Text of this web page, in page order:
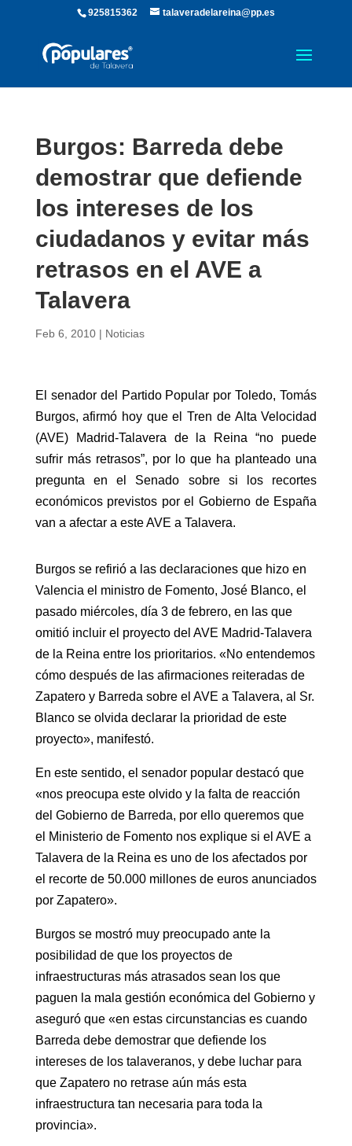
925815362 talaveradelareina@pp.es
Burgos: Barreda debe
demostrar que defiende
los intereses de los
ciudadanos y evitar más
retrasos en el AVE a
Talavera
Feb 6, 2010| Noticias
El senador del Partido Popular por Toledo, Tomás
Burgos, afirmó hoy que el Tren de Alta Velocidad
(AVE) Madrid-Talavera de la Reina “no puede
sufrir más retrasos”, por lo que ha planteado una
pregunta en el Senado sobre si los recortes
económicos previstos por el Gobierno de España
van a afectar a este AVE a Talavera.
Burgos se refirió a las declaraciones que hizo en
Valencia el ministro de Fomento, José Blanco, el
pasado miércoles, día 3 de febrero, en las que
omitió incluir el proyecto del AVE Madrid-Talavera
de la Reina entre los prioritarios. «No entendemos
cómo después de las afirmaciones reiteradas de
Zapatero y Barreda sobre el AVE a Talavera, al Sr.
Blanco se olvida declarar la prioridad de este
proyecto», manifestó.
En este sentido, el senador popular destacó que
«nos preocupa este olvido y la falta de reacción
del Gobierno de Barreda, por ello queremos que
el Ministerio de Fomento nos explique si el AVE a
Talavera de la Reina es uno de los afectados por
el recorte de 50.000 millones de euros anunciados
por Zapatero».
Burgos se mostró muy preocupado ante la
posibilidad de que los proyectos de
infraestructuras más atrasados sean los que
paguen la mala gestión económica del Gobierno y
aseguró que «en estas circunstancias es cuando
Barreda debe demostrar que defiende los
intereses de los talaveranos, y debe luchar para
que Zapatero no retrase aún más esta
infraestructura tan necesaria para toda la
provincia».